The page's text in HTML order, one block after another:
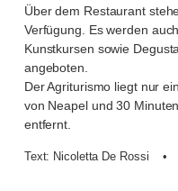
Über dem Restaurant
Verfügung. Es werden
Kunstkursen sowie
angeboten.
Der Agriturismo liegt nur
von Neapel und 30
entfernt.
Text: Nicoletta De Rossi •